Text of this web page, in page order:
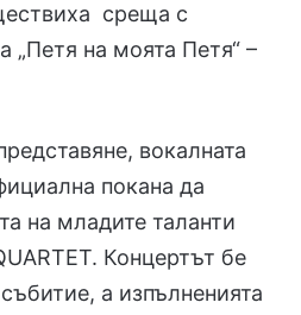
среща с
„Петя на моята Петя“ –
вокалната
покана да
на младите таланти
Концертът бе
а изпълненията